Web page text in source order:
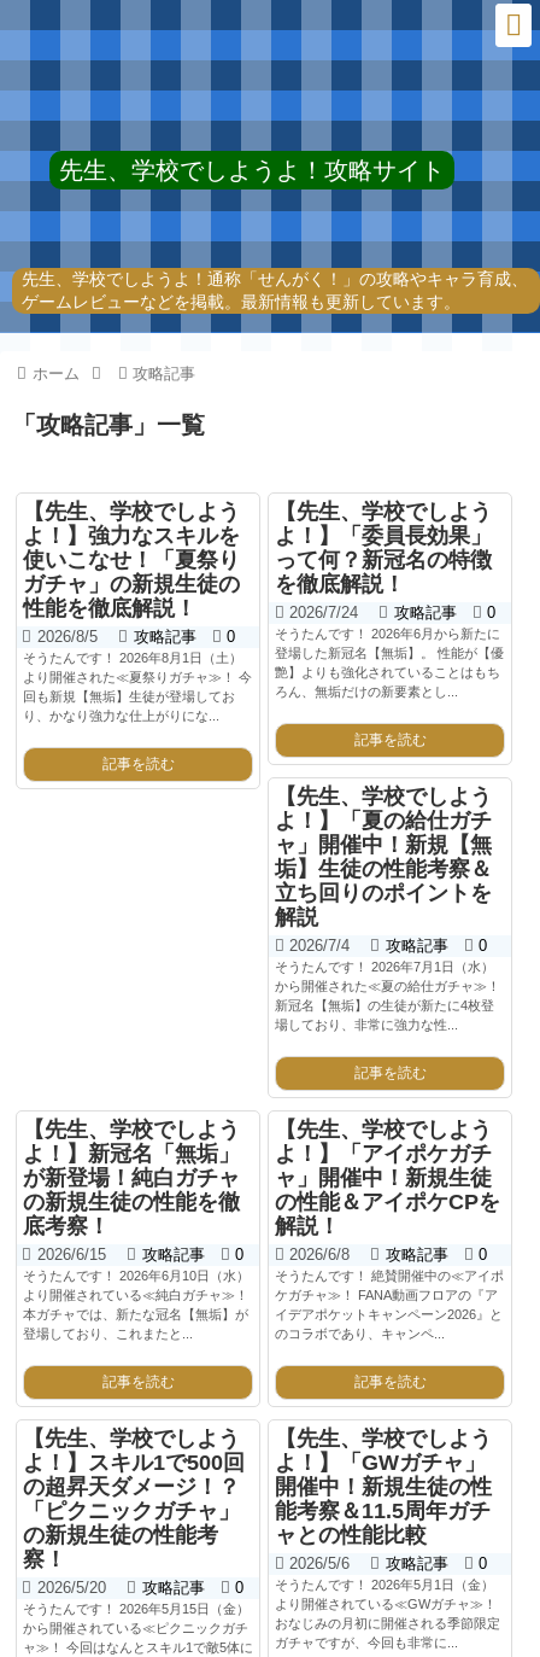
先生、学校でしようよ！攻略サイト
先生、学校でしようよ！通称「せんがく！」の攻略やキャラ育成、
ゲームレビューなどを掲載。最新情報も更新しています。
ホーム 攻略記事
「 攻略記事 」 一覧
【先生、学校でしよう
よ！】強力なスキルを
使いこなせ！「夏祭り
ガチャ」の新規生徒の
性能を徹底解説！
2026/8/5 攻略記事 0
そうたんです！ 2026年8月1日（土）
より開催された≪夏祭りガチャ≫！ 今
回も新規【無垢】生徒が登場してお
り、かなり強力な仕上がりにな...
記事を読む
【先生、学校でしよう
よ！】「委員長効果」
って何？新冠名の特徴
を徹底解説！
2026/7/24 攻略記事 0
そうたんです！ 2026年6月から新たに
登場した新冠名【無垢】。 性能が【優
艶】よりも強化されていることはもち
ろん、無垢だけの新要素とし...
記事を読む
【先生、学校でしよう
よ！】「夏の給仕ガチ
ャ」開催中！新規【無
垢】生徒の性能考察＆
立ち回りのポイントを
解説
2026/7/4 攻略記事 0
そうたんです！ 2026年7月1日（水）
から開催された≪夏の給仕ガチャ≫！
新冠名【無垢】の生徒が新たに4枚登
場しており、非常に強力な性...
記事を読む
【先生、学校でしよう
よ！】新冠名「無垢」
が新登場！純白ガチャ
の新規生徒の性能を徹
底考察！
2026/6/15 攻略記事 0
そうたんです！ 2026年6月10日（水）
より開催されている≪純白ガチャ≫！
本ガチャでは、新たな冠名【無垢】が
登場しており、これまたと...
記事を読む
【先生、学校でしよう
よ！】「アイポケガチ
ャ」開催中！新規生徒
の性能＆アイポケCPを
解説！
2026/6/8 攻略記事 0
そうたんです！ 絶賛開催中の≪アイポ
ケガチャ≫！ FANA動画フロアの『ア
イデアポケットキャンペーン2026』と
のコラボであり、キャンペ...
記事を読む
【先生、学校でしよう
よ！】スキル1で500回
の超昇天ダメージ！？
「ピクニックガチャ」
の新規生徒の性能考
察！
2026/5/20 攻略記事 0
そうたんです！ 2026年5月15日（金）
から開催されている≪ピクニックガチ
ャ≫！ 今回はなんとスキル1で敵5体に
【先生、学校でしよう
よ！】「GWガチャ」
開催中！新規生徒の性
能考察＆11.5周年ガチ
ャとの性能比較
2026/5/6 攻略記事 0
そうたんです！ 2026年5月1日（金）
より開催されている≪GWガチャ≫！
おなじみの月初に開催される季節限定
ガチャですが、今回も非常に...